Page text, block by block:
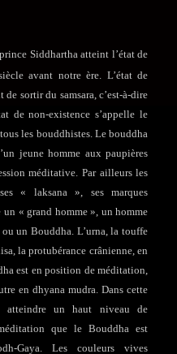
Siddhartha atteint l’état de
avant notre ère. L’état de
sortir du samsara, c’est-à-dire
de non-existence s’appelle le
les bouddhistes. Le bouddha
jeune homme aux paupières
méditative. Par ailleurs les
« laksana », ses marques
« grand homme », un homme
un Bouddha. L’urna, la touffe
la protubérance crânienne, en
est en position de méditation,
en dhyana mudra. Dans cette
un haut niveau de
que le Bouddha est
Gaya. Les couleurs vives